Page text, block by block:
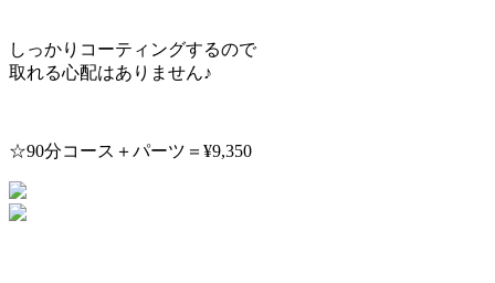
しっかりコーティングするので
取れる心配はありません♪
☆90分コース＋パーツ＝¥9,350